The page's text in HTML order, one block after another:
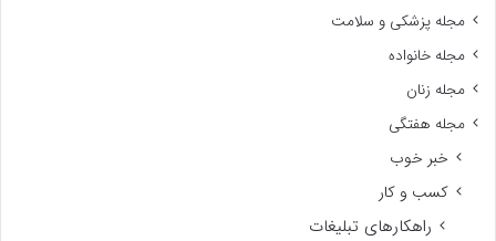
مجله پزشکی و سلامت
مجله خانواده
مجله زنان
مجله هفتگی
خبر خوب
کسب و کار
راهکارهای تبلیغات